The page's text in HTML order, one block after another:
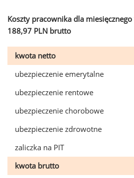
Koszty pracownika dla
188,97 PLN brutto
kwota netto
ubezpieczenie emerytalne
ubezpieczenie rentowe
ubezpieczenie chorobowe
ubezpieczenie zdrowotne
zaliczka na PIT
kwota brutto